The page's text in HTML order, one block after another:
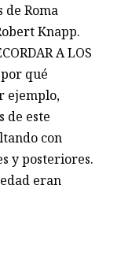
de Roma
Knapp.
A LOS
qué
ejemplo,
de este
con
y posteriores.
eran